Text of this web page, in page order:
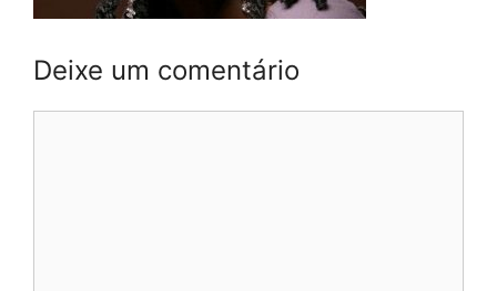
Deixe um comentário